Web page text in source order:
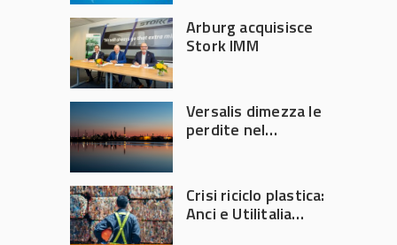
Arburg acquisisce
Stork IMM
Versalis dimezza le
perdite nel
Crisi riciclo plastica:
Anci e Utilitalia